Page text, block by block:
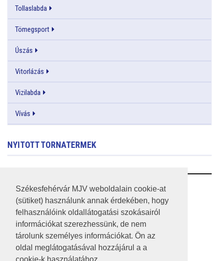
Székesfehérvár MJV weboldalain cookie-at
(sütiket) használunk annak érdekében, hogy
felhasználóink oldallátogatási szokásairól
információkat szerezhessünk, de nem
tárolunk személyes információkat. Ön az
oldal meglátogatásával hozzájárul a a
Tollaslabda
Tömegsport
Úszás
Vitorlázás
Vizilabda
Vívás
NYITOTT TORNATERMEK
RSS
A HONLAP 2017.03.31-I ÁLLAPOTA
JOGI NYILATKOZAT
IMPRESSZUM